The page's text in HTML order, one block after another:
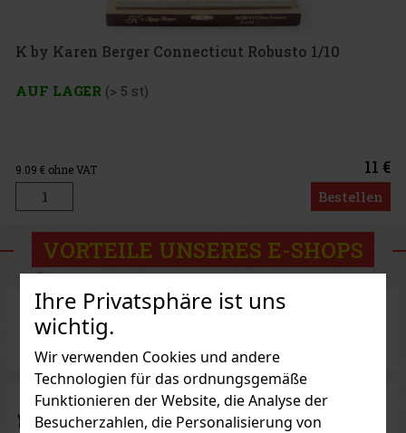
Ihre Privatsphäre ist uns
wichtig.
Wir verwenden Cookies und andere
Technologien für das ordnungsgemäße
Funktionieren der Website, die Analyse der
Besucherzahlen, die Personalisierung von
K by Karen Berger Connecticut Robusto 1/10
AUF LAGER (> 5 st)
9.09 € ohne VAT 11 €
Bestellen
VORTEILE UNSERES E-SHOPS
Traditioneller Verkäufer
Exklusive Zigarren-Marken